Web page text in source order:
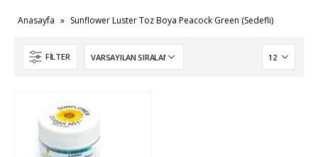
Anasayfa » Sunflower Luster Toz Boya Peacock Green (Sedefli)
FILTER